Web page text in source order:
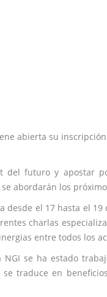
abierta su
futuro y apostar
abordarán los
desde el 17 hasta el
charlas
entre todos los
se ha estado
traduce en